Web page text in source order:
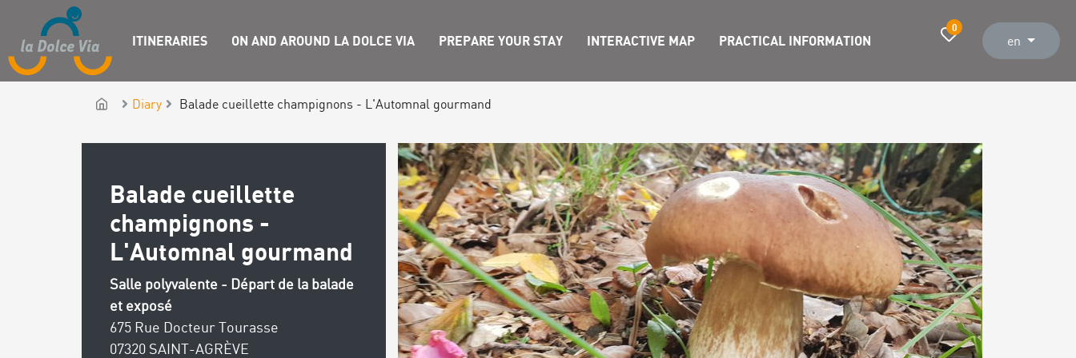
ITINERARIES ON AND AROUND LA DOLCE VIA PREPARE YOUR STAY INTERACTIVE MAP PRACTICAL INFORMATION
0
en
Diary Balade cueillette champignons - L'Automnal gourmand
Balade cueillette
champignons -
L'Automnal gourmand
Salle polyvalente - Départ de la balade
et exposé
675 Rue Docteur Tourasse
07320 SAINT-AGRÈVE